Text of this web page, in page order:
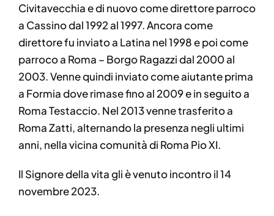
Civitavecchia e di nuovo come direttore parroco
a Cassino dal 1992 al 1997. Ancora come
direttore fu inviato a Latina nel 1998 e poi come
parroco a Roma – Borgo Ragazzi dal 2000 al
2003. Venne quindi inviato come aiutante prima
a Formia dove rimase fino al 2009 e in seguito a
Roma Testaccio. Nel 2013 venne trasferito a
Roma Zatti, alternando la presenza negli ultimi
anni, nella vicina comunità di Roma Pio XI.
Il Signore della vita gli è venuto incontro il 14
novembre 2023.